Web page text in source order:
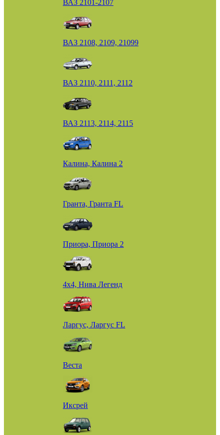
ВАЗ 2101-2107
ВАЗ 2108, 2109, 21099
ВАЗ 2110, 2111, 2112
ВАЗ 2113, 2114, 2115
Калина, Калина 2
Гранта, Гранта FL
Приора, Приора 2
4х4, Нива Легенд
Ларгус, Ларгус FL
Веста
Иксрей